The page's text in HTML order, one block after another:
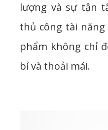
lượng và sự tận
thủ công tài
phẩm không chỉ
bỉ và thoải mái.